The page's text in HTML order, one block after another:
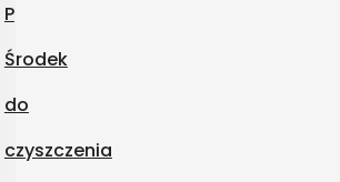
P
Środek
do
czyszczenia